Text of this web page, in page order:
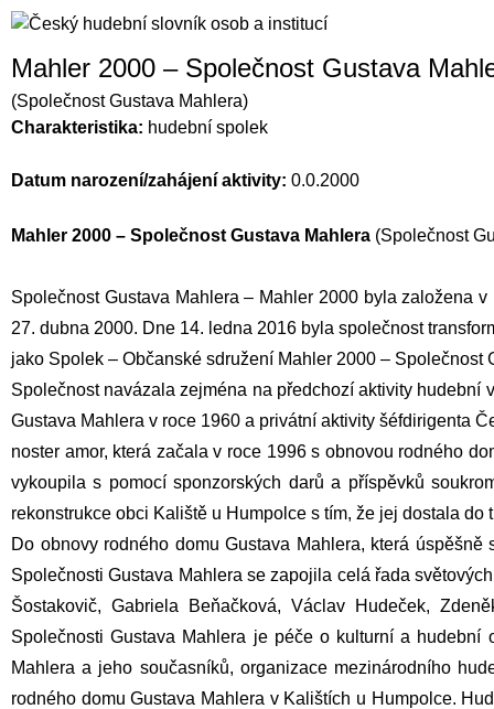
Mahler 2000 – Společnost Gustava
(Společnost Gustava Mahlera)
Charakteristika: hudební spolek
Datum narození/zahájení aktivity: 0.0.2000
Mahler 2000 – Společnost Gustava Mahlera (Společnost
Společnost Gustava Mahlera – Mahler 2000 byla založena
27. dubna 2000. Dne 14. ledna 2016 byla společnost
jako Spolek – Občanské sdružení Mahler 2000 – Společnost
Společnost navázala zejména na předchozí aktivity
Gustava Mahlera v roce 1960 a privátní aktivity šéfdirigenta
noster amor, která začala v roce 1996 s obnovou rodného
vykoupila s pomocí sponzorských darů a příspěvků
rekonstrukce obci Kaliště u Humpolce s tím, že jej dostala do
Do obnovy rodného domuGustava Mahlera, která úspěšně
Společnosti Gustava Mahlera se zapojila celá řada
Šostakovič,Gabriela Beňačková,Václav Hudeček,
Společnosti Gustava Mahlera je péče o kulturní a hudební
Mahlera a jeho současníků, organizace mezinárodního
rodného domuGustava Mahlera v Kalištích u Humpolce.